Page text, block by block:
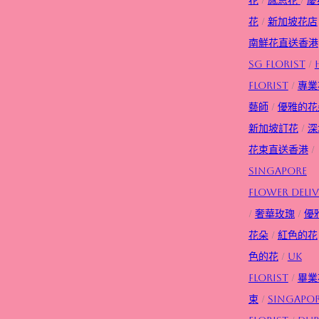
花/ 新加坡花店
南鮮花直送香港
SG FLorist/
Florist/ 專
藝師/ 優雅的
新加坡訂花/
花束直送香港/
Singapore
flower
/ 奢華玫瑰 / 優
花朵 / 紅色的花
色的花/ UK
Florist/ 畢
束 /